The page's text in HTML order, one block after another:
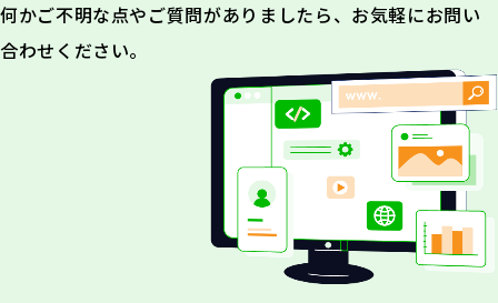
何かご不明な点やご質問がありましたら、お気軽にお問い
合わせください。